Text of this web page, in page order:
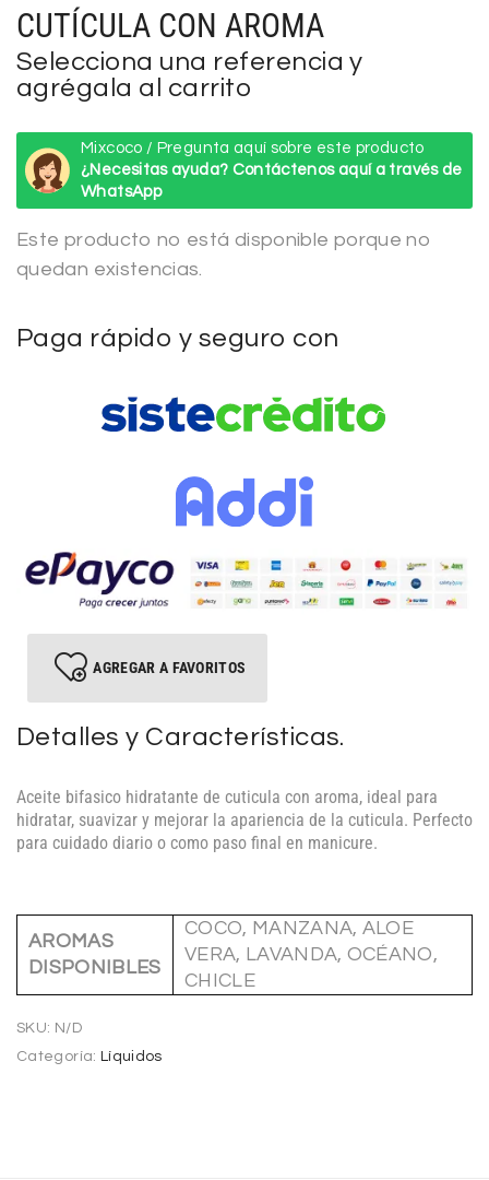
CUTÍCULA CON AROMA
Selecciona una referencia y
agrégala al carrito
Mixcoco / Pregunta aquí sobre este producto
¿Necesitas ayuda? Contáctenos aquí a través de
WhatsApp
Este producto no está disponible porque no
quedan existencias.
Paga rápido y seguro con
AGREGAR A FAVORITOS
Detalles y Características.
Aceite bifasico hidratante de cuticula con aroma, ideal para
hidratar, suavizar y mejorar la apariencia de la cuticula. Perfecto
para cuidado diario o como paso final en manicure.
AROMAS
DISPONIBLES
COCO, MANZANA, ALOE
VERA, LAVANDA, OCÉANO,
CHICLE
SKU: N/D
Categoría: Líquidos